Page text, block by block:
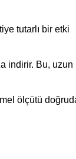
tutarlı bir etki
indirir. Bu, uzun
ölçütü